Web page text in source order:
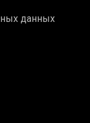
данных